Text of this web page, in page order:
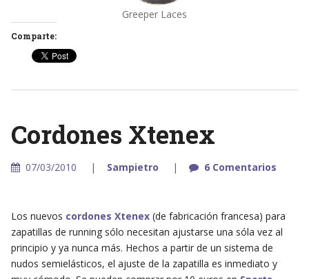
Greeper Laces
Comparte:
Cordones Xtenex
07/03/2010 Sampietro 6 Comentarios
Los nuevos cordones Xtenex(de fabricación francesa) para
zapatillas de running sólo necesitan ajustarse una sóla vez al
principio y ya nunca más. Hechos a partir de un sistema de
nudos semielásticos, el ajuste de la zapatilla es inmediato y